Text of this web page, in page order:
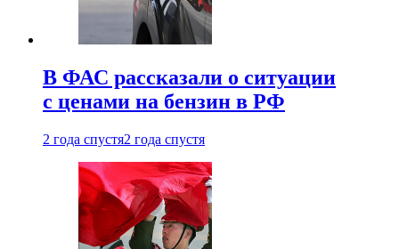
В ФАС рассказали о ситуации
с ценами на бензин в РФ
2 года спустя2 года спустя